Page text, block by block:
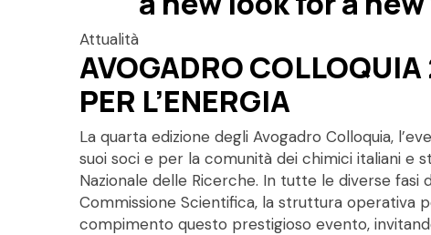
Attualità
AVOGADRO
PER L’ENERGIA
La quarta edizione degli Avogadro Colloquia,
suoi soci e per la comunità dei chimici italiani e
Nazionale delle Ricerche. In tutte le diverse fasi
Commissione Scientifica, la struttura operativa
compimento questo prestigioso evento,